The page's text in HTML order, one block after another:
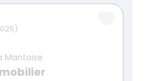
Mantoise